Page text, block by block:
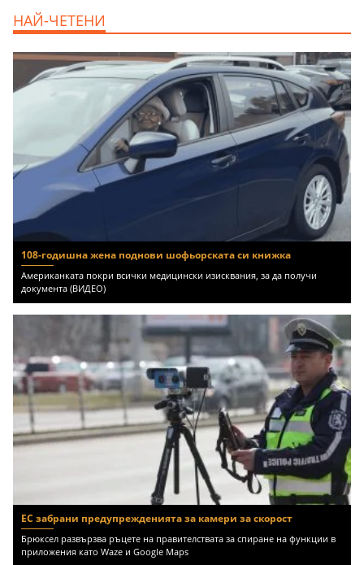
НАЙ-ЧЕТЕНИ
108-годишна жена поднови шофьорската си книжка
Американката покри всички медицински изисквания, за да получи
документа (ВИДЕО)
ЕС забрани предупрежденията за камери за скорост
Брюксел развързва ръцете на правителствата за спиране на функции в
приложения като Waze и Google Maps